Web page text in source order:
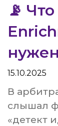
📡
15.10.2025
В
слышал
«детект